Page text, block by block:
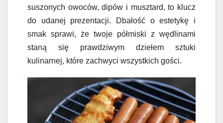
suszonych owoców, dipów i musztard, to klucz
do udanej prezentacji. Dbałość o estetykę i
smak sprawi, że twoje półmiski z wędlinami
staną się prawdziwym dziełem sztuki
kulinarnej, które zachwyci wszystkich gości.